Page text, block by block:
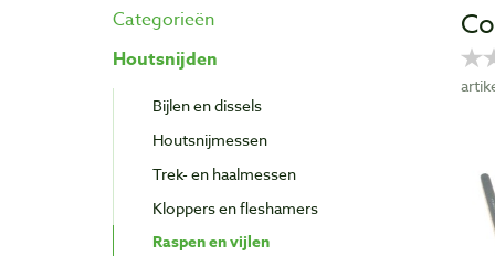
Categorieën
Houtsnijden
Bijlen en dissels
Houtsnijmessen
Trek- en haalmessen
Kloppers en fleshamers
Raspen en vijlen